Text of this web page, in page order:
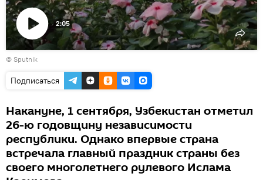
Воспроизвести
видео
2:05
© Sputnik
Подписаться
Накануне, 1 сентября, Узбекистан отметил
26-ю годовщину независимости
республики. Однако впервые страна
встречала главный праздник страны без
своего многолетнего рулевого Ислама